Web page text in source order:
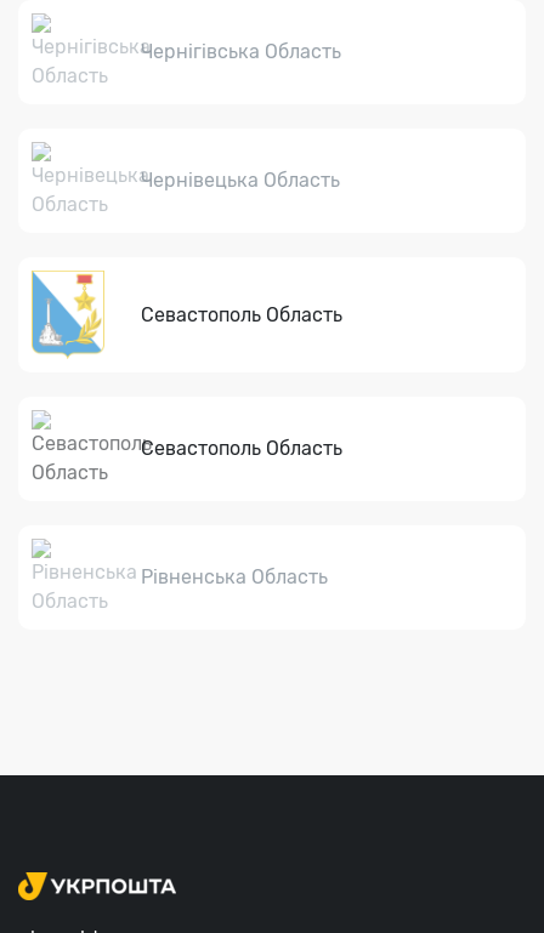
Чернігівська Область
Чернівецька Область
Севастополь Область
Севастополь Область
Рівненська Область